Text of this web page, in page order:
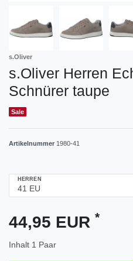
s.Oliver
s.Oliver Herren
Schnürer taupe
Sale
Artikelnummer 1980-41
HERREN
44,95 EUR *
Inhalt 1 Paar